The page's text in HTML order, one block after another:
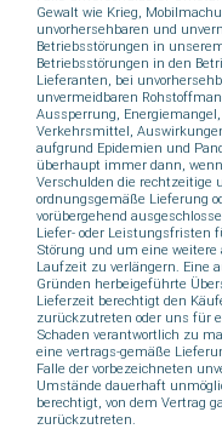
Gewalt wie Krieg,
unvorhersehbaren und
Betriebsstörungen in
Betriebsstörungen in den
Lieferanten, bei
unvermeidbaren
Aussperrung,
Verkehrsmittel,
aufgrund Epidemien und
überhaupt immer dann,
Verschulden die rechtzeitige
ordnungsgemäße Lieferung
vorübergehend
Liefer- oder Leistungsfristen
Störung und um eine weitere
Laufzeit zu verlängern. Eine
Gründen herbeigeführte
Lieferzeit berechtigt den
zurückzutreten oder uns für
Schaden
eine vertrags-gemäße
Falle der vorbezeichneten
Umstände dauerhaft
berechtigt, von dem Vertrag
zurückzutreten.